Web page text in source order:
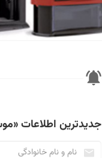
جدیدترین اطلاعات